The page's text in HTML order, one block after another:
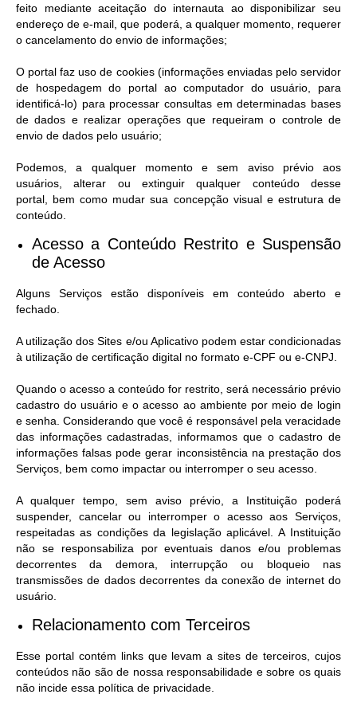
feito mediante aceitação do internauta ao disponibilizar seu
endereço de e-mail, que poderá, a qualquer momento, requerer
o cancelamento do envio de informações;
O portal faz uso de cookies (informações enviadas pelo servidor
de hospedagem do portal ao computador do usuário, para
identificá-lo) para processar consultas em determinadas bases
de dados e realizar operações que requeiram o controle de
envio de dados pelo usuário;
Podemos, a qualquer momento e sem aviso prévio aos
usuários, alterar ou extinguir qualquer conteúdo desse
portal, bem como mudar sua concepção visual e estrutura de
conteúdo.
Acesso a Conteúdo Restrito e Suspensão
de Acesso​
Alguns Serviços estão disponíveis em conteúdo aberto e
fechado.
A utilização dos Sites e/ou Aplicativo podem estar condicionadas
à utilização de certificação digital no formato e-CPF ou e-CNPJ.
Quando o acesso a conteúdo for restrito, será necessário prévio
cadastro do usuário e o acesso ao ambiente por meio de login
e senha. Considerando que você é responsável pela veracidade
das informações cadastradas, informamos que o cadastro de
informações falsas pode gerar inconsistência na prestação dos
Serviços, bem como impactar ou interromper o seu acesso.
A qualquer tempo, sem aviso prévio, a Instituição poderá
suspender, cancelar ou interromper o acesso aos Serviços,
respeitadas as condições da legislação aplicável. A Instituição
não se responsabiliza por eventuais danos e/ou problemas
decorrentes da demora, interrupção ou bloqueio nas
transmissões de dados decorrentes da conexão de internet do
usuário.
Relacionamento com Terceiros
Esse portal contém links que levam a sites de terceiros, cujos
conteúdos não são de nossa responsabilidade e sobre os quais
não incide essa política de privacidade.